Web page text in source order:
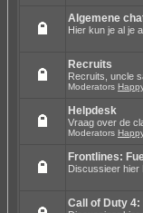
Algemene
Hier kun je al je
Recruits
Recruits, uncle
Moderators
Helpdesk
Vraag over de
Moderators
Frontlines:
Discussieer hier
Call of Duty